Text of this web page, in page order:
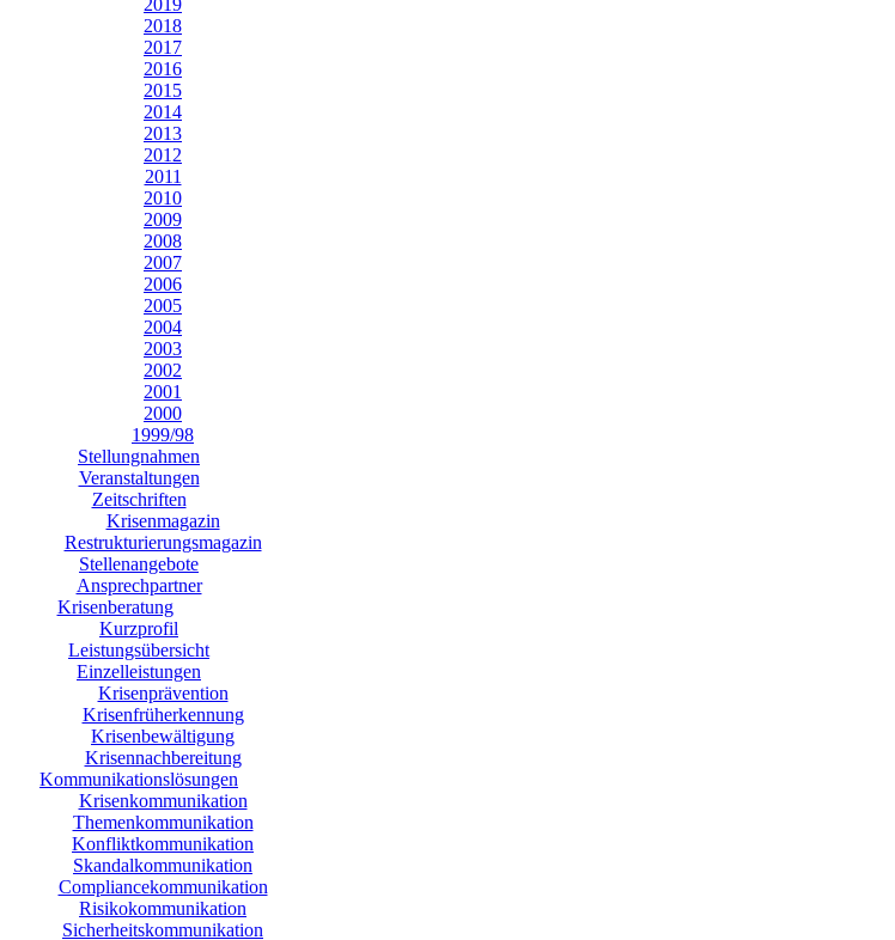
2019
2018
2017
2016
2015
2014
2013
2012
2011
2010
2009
2008
2007
2006
2005
2004
2003
2002
2001
2000
1999/98
Stellungnahmen
Veranstaltungen
Zeitschriften
Krisenmagazin
Restrukturierungsmagazin
Stellenangebote
Ansprechpartner
Krisenberatung
Kurzprofil
Leistungsübersicht
Einzelleistungen
Krisenprävention
Krisenfrüherkennung
Krisenbewältigung
Krisennachbereitung
Kommunikationslösungen
Krisenkommunikation
Themenkommunikation
Konfliktkommunikation
Skandalkommunikation
Compliancekommunikation
Risikokommunikation
Sicherheitskommunikation